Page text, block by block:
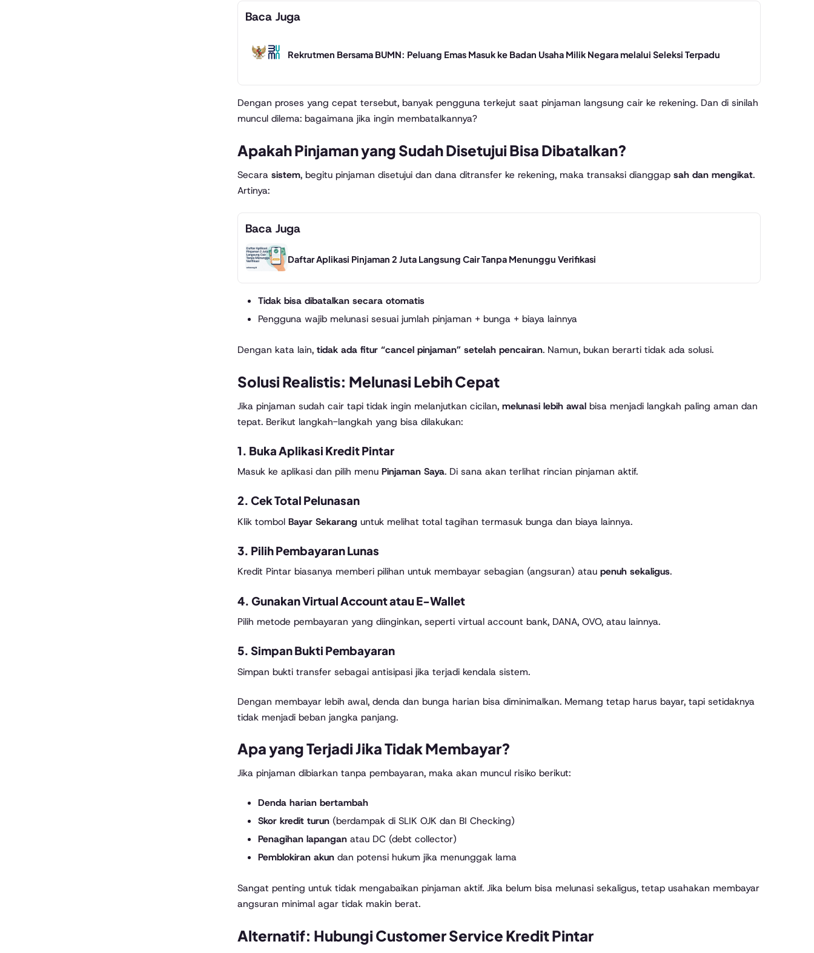
Baca Juga
Rekrutmen Bersama BUMN: Peluang Emas Masuk ke Badan Usaha Milik Negara melalui Seleksi Terpadu
Dengan proses yang cepat tersebut, banyak pengguna terkejut saat pinjaman langsung cair ke rekening. Dan di sinilah
muncul dilema: bagaimana jika ingin membatalkannya?
Apakah Pinjaman yang Sudah Disetujui Bisa Dibatalkan?
Secara sistem, begitu pinjaman disetujui dan dana ditransfer ke rekening, maka transaksi dianggap sah dan mengikat.
Artinya:
Baca Juga
Daftar Aplikasi Pinjaman 2 Juta Langsung Cair Tanpa Menunggu Verifikasi
Tidak bisa dibatalkan secara otomatis
Pengguna wajib melunasi sesuai jumlah pinjaman + bunga + biaya lainnya
Dengan kata lain, tidak ada fitur “cancel pinjaman” setelah pencairan. Namun, bukan berarti tidak ada solusi.
Solusi Realistis: Melunasi Lebih Cepat
Jika pinjaman sudah cair tapi tidak ingin melanjutkan cicilan, melunasi lebih awal bisa menjadi langkah paling aman dan
tepat. Berikut langkah-langkah yang bisa dilakukan:
1. Buka Aplikasi Kredit Pintar
Masuk ke aplikasi dan pilih menu Pinjaman Saya. Di sana akan terlihat rincian pinjaman aktif.
2. Cek Total Pelunasan
Klik tombol Bayar Sekarang untuk melihat total tagihan termasuk bunga dan biaya lainnya.
3. Pilih Pembayaran Lunas
Kredit Pintar biasanya memberi pilihan untuk membayar sebagian (angsuran) atau penuh sekaligus.
4. Gunakan Virtual Account atau E-Wallet
Pilih metode pembayaran yang diinginkan, seperti virtual account bank, DANA, OVO, atau lainnya.
5. Simpan Bukti Pembayaran
Simpan bukti transfer sebagai antisipasi jika terjadi kendala sistem.
Dengan membayar lebih awal, denda dan bunga harian bisa diminimalkan. Memang tetap harus bayar, tapi setidaknya
tidak menjadi beban jangka panjang.
Apa yang Terjadi Jika Tidak Membayar?
Jika pinjaman dibiarkan tanpa pembayaran, maka akan muncul risiko berikut:
Denda harian bertambah
Skor kredit turun(berdampak di SLIK OJK dan BI Checking)
Penagihan lapanganatau DC (debt collector)
Pemblokiran akundan potensi hukum jika menunggak lama
Sangat penting untuk tidak mengabaikan pinjaman aktif. Jika belum bisa melunasi sekaligus, tetap usahakan membayar
angsuran minimal agar tidak makin berat.
Alternatif: Hubungi Customer Service Kredit Pintar